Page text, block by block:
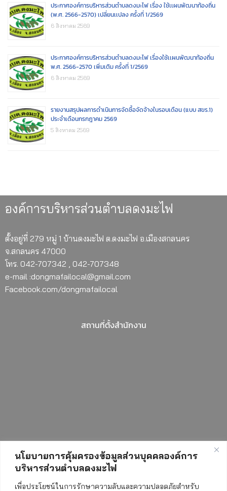
นโยบายการคุ้มครองข้อมูลส่วนบุคคลองค์การ
บริหารส่วนตำบลดงมะไฟ
เพื่อประโยชน์ในการรักษาความลับและความปลอดภัยสำหรับ
ประกาศองค์การบริหารส่วนตำบลดงมะไฟ เรื่อง ใช้เเผนพัฒนาท้องถิ่น
(พ.ศ. 2566-2570) เปลี่ยนเเปลง ครั้งที่ 1/2569
6 สิงหาคม 2569
ประกาศองค์การบริหารส่วนตำบลดงมะไฟ เรื่องใช้เเผนพัฒนาท้องถิ่น
พ.ศ. 2566-2570 เพิ่มเติม ครั้งที่ 1/2569
6 สิงหาคม 2569
รายงานสรุปผลการดำเนินการจัดซื้อจัดจ้างในรอบเดือน (แบบ สขร.1)
ประจำเดือนกรกฎาคม 2569
5 สิงหาคม 2569
องค์การบริหารส่วนตำบลดงมะไฟ
ตั้งอยู่ที่ 279 หมู่ 1 บ้านดงมะไฟ ต.ดงมะไฟ อ.เมืองสกลนคร
จ.สกลนคร 47000
โทร. 042-707342 , 042-707348
e-mail :dongmafailocal@gmail.com
Facebook.com/dongmafailocal
สถานที่ตั้งสำนักงาน